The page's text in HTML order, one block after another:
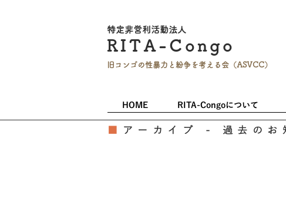
特定非営利活動法人
RITA- Congo
旧コンゴの性暴力と 紛争を考える会（ASVCC）
HOME RITA-Congoについて
アーカイブ - 過去のお